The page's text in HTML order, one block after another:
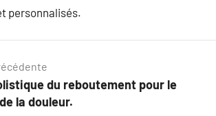
personnalisés.
du reboutement pour le
la douleur.